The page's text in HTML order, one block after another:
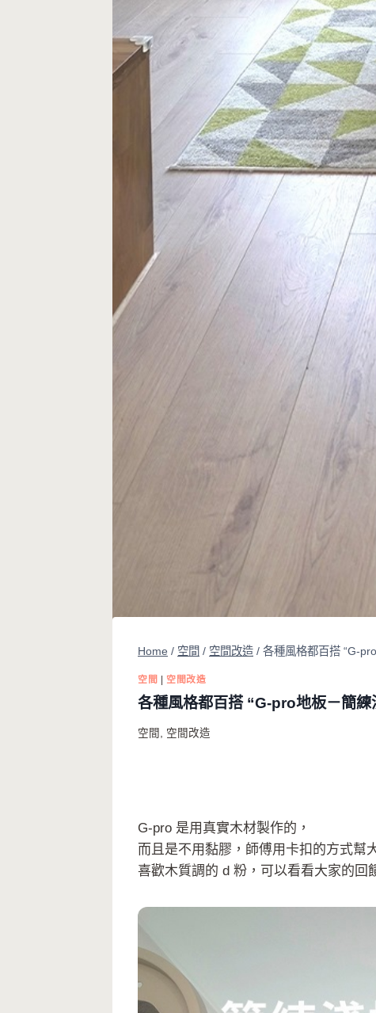
Home / 空間 / 空間改造 / 各種風格都百搭 “G-
空間 | 空間改造
各種風格都百搭 “G-pro地板－簡練
空間 , 空間改造
G-pro 是用真實木材製作的，
而且是不用黏膠，師傅用卡扣的方式幫
喜歡木質調的 d 粉，可以看看大家的回